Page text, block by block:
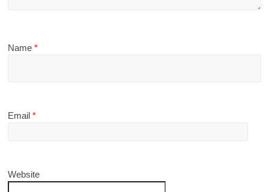
Name*
Email*
Website